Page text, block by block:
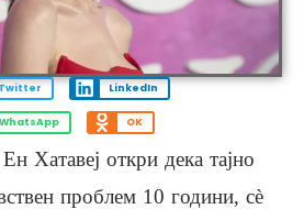
Twitter LinkedIn
WhatsApp OK
Хатавеј откри дека тајно
проблем 10 години, сè